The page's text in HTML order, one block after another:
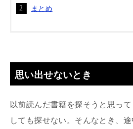
まとめ
思い出せないとき
以前読んだ書籍を探そうと思っ
しても探せない。そんなとき、